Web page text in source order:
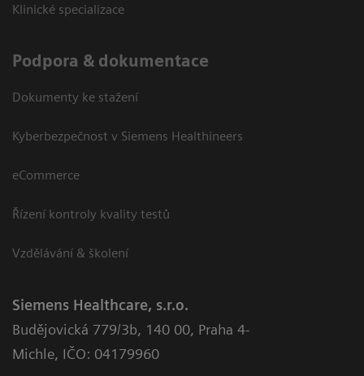
Klinické specializace
Podpora & dokumentace
Dokumenty ke stažení
Kyberbezpečnost v Siemens Healthineers
eCommerce
Řízení kontroly kvality testů
Vzdělávání & školení
Siemens Healthcare, s.r.o.
Budějovická 779/3b, 140 00, Praha 4-
Michle, IČO: 04179960